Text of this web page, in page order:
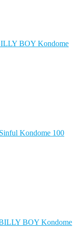
BOY Kondome
Sinful Kondome 100
BOY Kondome